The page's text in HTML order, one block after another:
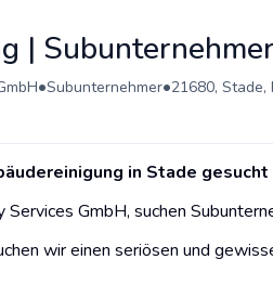
|
•Subunternehmer•21680,
in Stade gesucht
GmbH, suchen
wir einen seriösen und